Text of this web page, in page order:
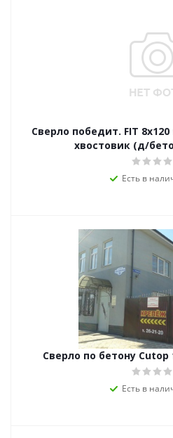
Сверло победит. FIT
хвостовик (д/
Есть в
Сверло по бетону
Есть в